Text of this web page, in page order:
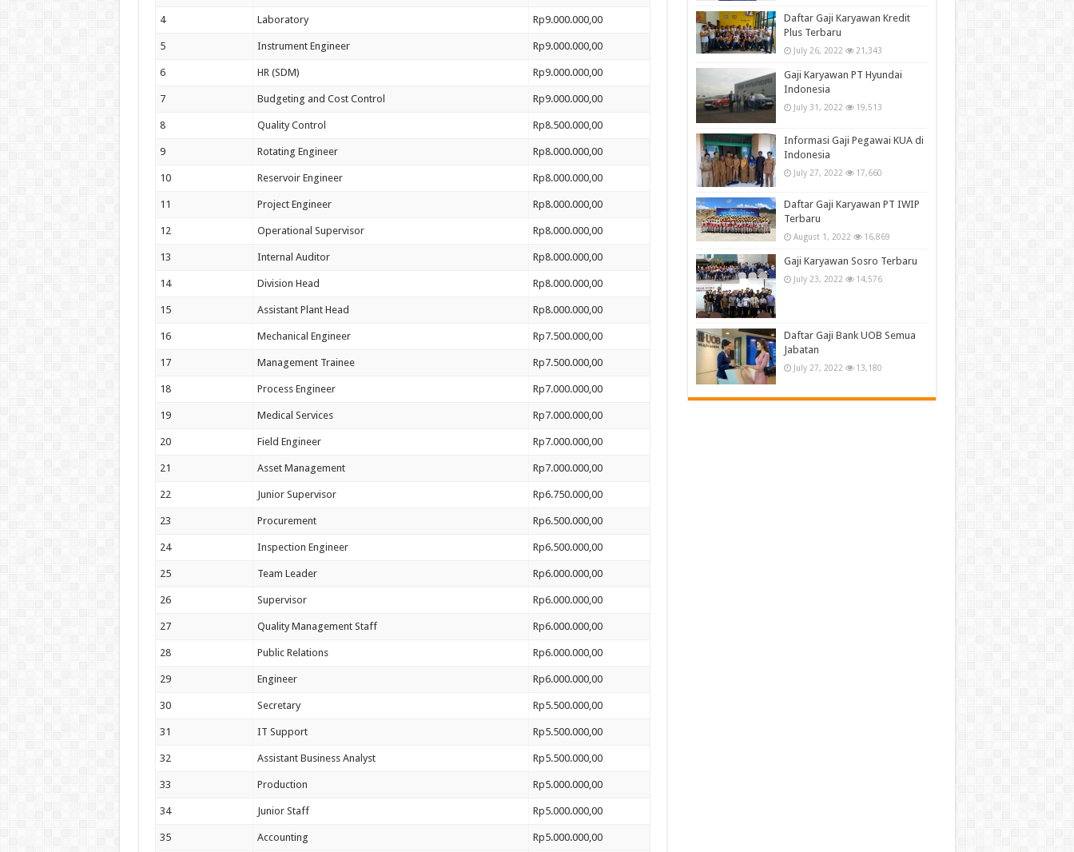
4 Laboratory Rp9.000.000,00
5 Instrument Engineer Rp9.000.000,00
6 HR (SDM) Rp9.000.000,00
7 Budgeting and Cost Control Rp9.000.000,00
8 Quality Control Rp8.500.000,00
9 Rotating Engineer Rp8.000.000,00
10 Reservoir Engineer Rp8.000.000,00
11 Project Engineer Rp8.000.000,00
12 Operational Supervisor Rp8.000.000,00
13 Internal Auditor Rp8.000.000,00
14 Division Head Rp8.000.000,00
15 Assistant Plant Head Rp8.000.000,00
16 Mechanical Engineer Rp7.500.000,00
17 Management Trainee Rp7.500.000,00
18 Process Engineer Rp7.000.000,00
19 Medical Services Rp7.000.000,00
20 Field Engineer Rp7.000.000,00
21 Asset Management Rp7.000.000,00
22 Junior Supervisor Rp6.750.000,00
23 Procurement Rp6.500.000,00
24 Inspection Engineer Rp6.500.000,00
25 Team Leader Rp6.000.000,00
26 Supervisor Rp6.000.000,00
27 Quality Management Staff Rp6.000.000,00
28 Public Relations Rp6.000.000,00
29 Engineer Rp6.000.000,00
30 Secretary Rp5.500.000,00
31 IT Support Rp5.500.000,00
32 Assistant Business Analyst Rp5.500.000,00
33 Production Rp5.000.000,00
34 Junior Staff Rp5.000.000,00
35 Accounting Rp5.000.000,00
Daftar Gaji Karyawan Kredit
Plus Terbaru
July 26, 2022 21,343
Gaji Karyawan PT Hyundai
Indonesia
July 31, 2022 19,513
Informasi Gaji Pegawai KUA di
Indonesia
July 27, 2022 17,660
Daftar Gaji Karyawan PT IWIP
Terbaru
August 1, 2022 16,869
Gaji Karyawan Sosro Terbaru
July 23, 2022 14,576
Daftar Gaji Bank UOB Semua
Jabatan
July 27, 2022 13,180